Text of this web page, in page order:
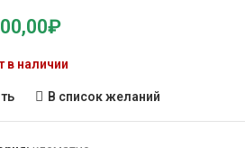
₽
в наличии
В список желаний